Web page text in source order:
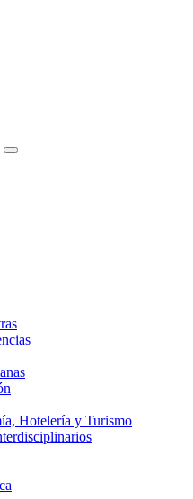
Hotelería y Turismo